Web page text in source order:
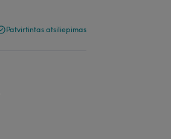
Patvirtintas atsiliepimas